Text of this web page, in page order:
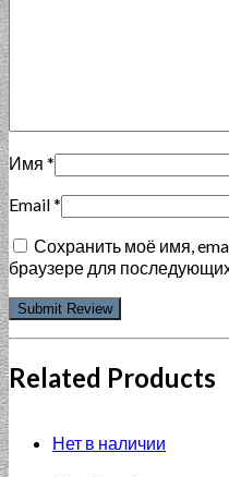
Имя *
Email*
Сохранить моё имя,
браузере для
Related Products
Нет в наличии